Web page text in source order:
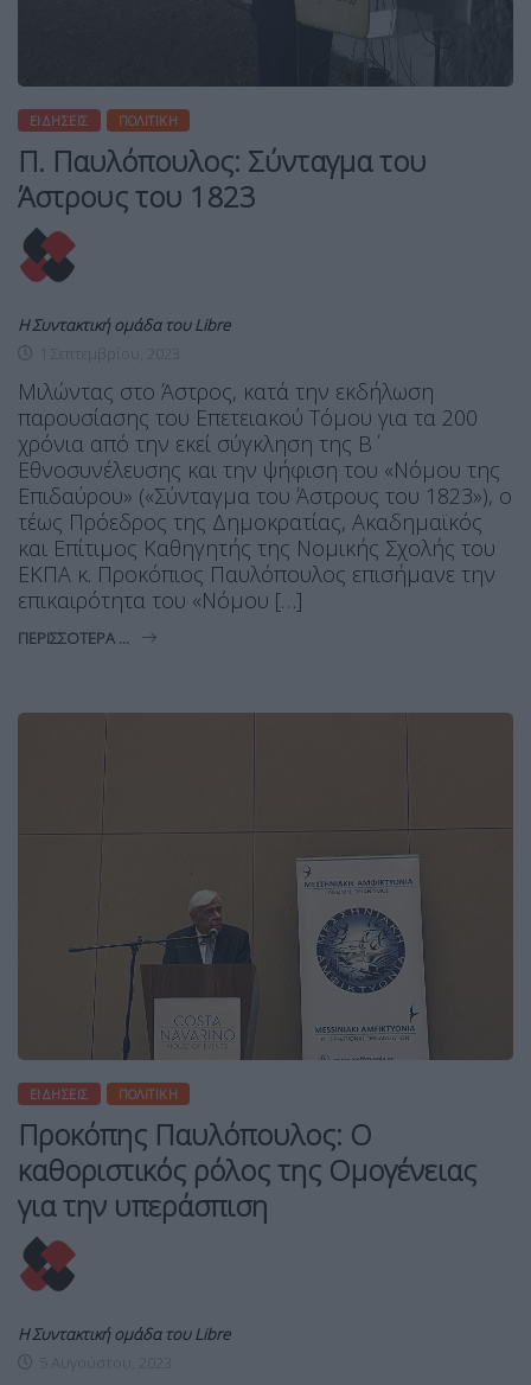
ΕΙΔΉΣΕΙΣ ΠΟΛΙΤΙΚΉ
Π. Παυλόπουλος: Σύνταγμα του
Άστρους του 1823
Η Συντακτική ομάδα του Libre
Μιλώντας στο Άστρος, κατά την εκδήλωση
παρουσίασης του Επετειακού Τόμου για τα 200
χρόνια από την εκεί σύγκληση της Β΄
Εθνοσυνέλευσης και την ψήφιση του «Νόμου της
Επιδαύρου» («Σύνταγμα του Άστρους του 1823»), ο
τέως Πρόεδρος της Δημοκρατίας, Ακαδημαϊκός
και Επίτιμος Καθηγητής της Νομικής Σχολής του
ΕΚΠΑ κ. Προκόπιος Παυλόπουλος επισήμανε την
επικαιρότητα του «Νόμου […]
ΠΕΡΙΣΣΌΤΕΡΑ ...
ΕΙΔΉΣΕΙΣ ΠΟΛΙΤΙΚΉ
Προκόπης Παυλόπουλος: Ο
καθοριστικός ρόλος της Ομογένειας
για την υπεράσπιση
Η Συντακτική ομάδα του Libre